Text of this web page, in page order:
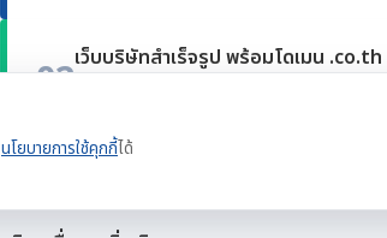
02เว็บบริษัทสำเร็จรูป พร้อมโดเมน .co.th
นโยบายการใช้คุกกี้ได้